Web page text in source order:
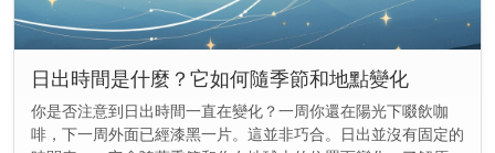
日出時間是什麼？它如何隨季節和地點變化
你是否注意到日出時間一直在變化？一周你還在陽光下啜飲咖
啡，下一周外面已經漆黑一片。這並非巧合。日出並沒有固定的